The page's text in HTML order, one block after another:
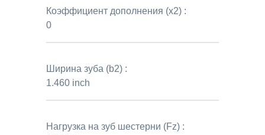
Коэффициент дополнения (x2) :
0
Ширина зуба (b2) :
1.460 inch
Нагрузка на зуб шестерни (Fz) :